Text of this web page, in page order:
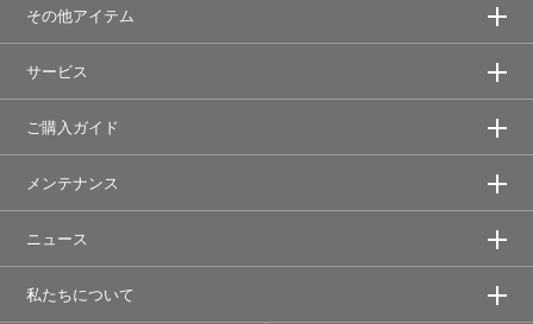
その他アイテム
サービス
ご購入ガイド
メンテナンス
ニュース
私たちについて